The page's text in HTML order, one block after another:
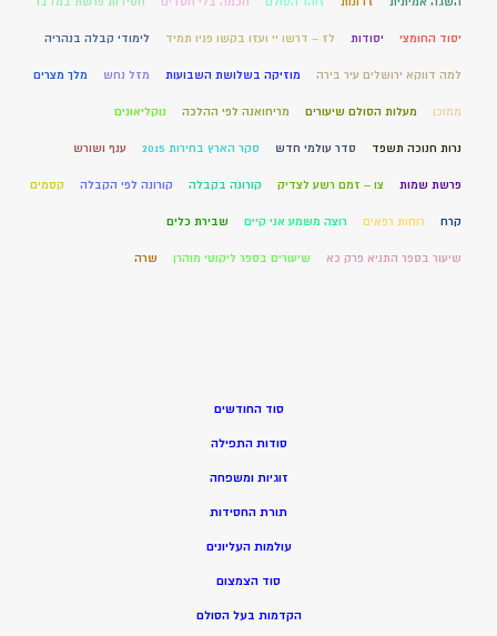
יסוד החומצי יסודות לז – דרשו יי ועזו בקשו פניו תמיד לימודי קבלה בנהריה
למה דווקא ירושלים עיר בירה מוזיקה בשלושת השבועות מזל נחש מלך מצרים
ממוכן מעלות הסולם שיעורים מריחואנה לפי ההלכה נוקליאונים
נרות חנוכה תשפד סדר עולמי חדש סקר הארץ בחירות 2015 ענף ושורש
פרשת שמות צו – זמם רשע לצדיק קורונה בקבלה קורונה לפי הקבלה קסמים
קרח רוחות רפאים רוצה משמע אני קיים שבירת כלים
שיעור בספר התניא פרק כא שיעורים בספר ליקוטי מוהרן שרה
סוד החודשים
סודות התפילה
זוגיות ומשפחה
תורת החסידות
עולמות העליונים
סוד הצמצום
הקדמות בעל הסולם